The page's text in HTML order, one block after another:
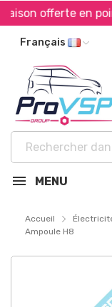
offerte en point
Français
MENU
Accueil
Ampoule H8